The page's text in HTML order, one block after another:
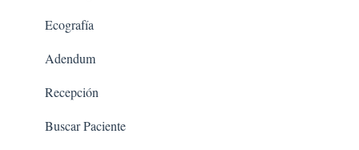
Ecografía
Adendum
Recepción
Buscar Paciente